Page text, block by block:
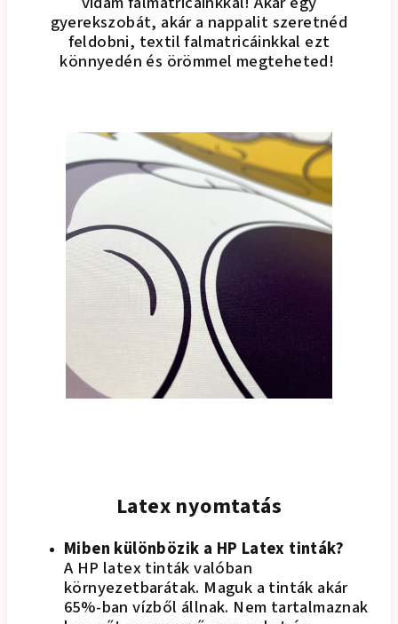
gyerekszobát, akár a nappalit szeretnéd
feldobni, textil falmatricáinkkal ezt
könnyedén és örömmel megteheted!
Latex nyomtatás
Miben különbözik a HP Latex tinták?
A HP latex tinták valóban
környezetbarátak. Maguk a tinták akár
65%-ban vízből állnak. Nem tartalmaznak